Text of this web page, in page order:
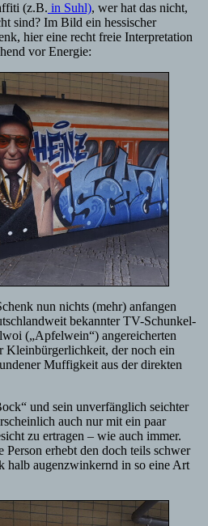
(z.B. in Suhl), wer hat das nicht,
sind? Im Bild ein hessischer
hier eine recht freie Interpretation
vor Energie:
nun nichts (mehr) anfangen
bekannter TV-Schunkel-
(„Apfelwein“) angereicherten
Kleinbürgerlichkeit, der noch ein
Muffigkeit aus der direkten
und sein unverfänglich seichter
auch nur mit ein paar
zu ertragen – wie auch immer.
erhebt den doch teils schwer
halb augenzwinkernd in so eine Art